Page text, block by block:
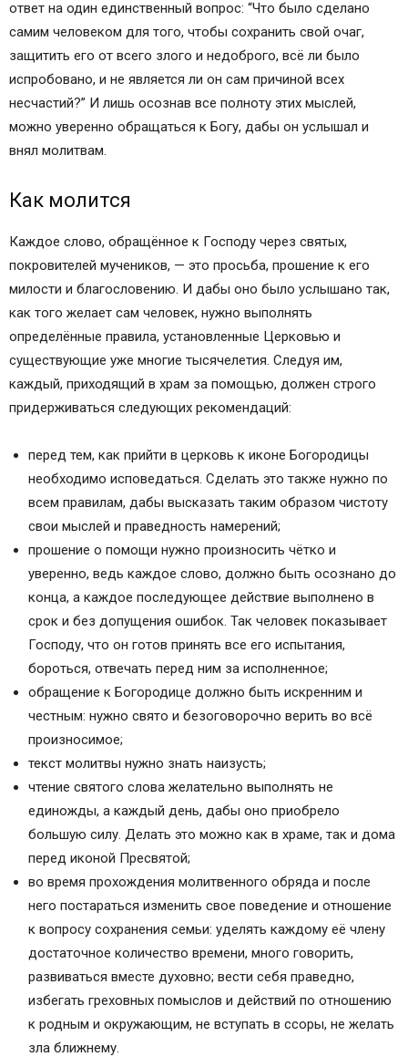
ответ на один единственный вопрос: “Что было сделано
самим человеком для того, чтобы сохранить свой очаг,
защитить его от всего злого и недоброго, всё ли было
испробовано, и не является ли он сам причиной всех
несчастий?” И лишь осознав все полноту этих мыслей,
можно уверенно обращаться к Богу, дабы он услышал и
внял молитвам.
Как молится
Каждое слово, обращённое к Господу через святых,
покровителей мучеников, — это просьба, прошение к его
милости и благословению. И дабы оно было услышано так,
как того желает сам человек, нужно выполнять
определённые правила, установленные Церковью и
существующие уже многие тысячелетия. Следуя им,
каждый, приходящий в храм за помощью, должен строго
придерживаться следующих рекомендаций:
перед тем, как прийти в церковь к иконе Богородицы
необходимо исповедаться. Сделать это также нужно по
всем правилам, дабы высказать таким образом чистоту
свои мыслей и праведность намерений;
прошение о помощи нужно произносить чётко и
уверенно, ведь каждое слово, должно быть осознано до
конца, а каждое последующее действие выполнено в
срок и без допущения ошибок. Так человек показывает
Господу, что он готов принять все его испытания,
бороться, отвечать перед ним за исполненное;
обращение к Богородице должно быть искренним и
честным: нужно свято и безоговорочно верить во всё
произносимое;
текст молитвы нужно знать наизусть;
чтение святого слова желательно выполнять не
единожды, а каждый день, дабы оно приобрело
большую силу. Делать это можно как в храме, так и дома
перед иконой Пресвятой;
во время прохождения молитвенного обряда и после
него постараться изменить свое поведение и отношение
к вопросу сохранения семьи: уделять каждому её члену
достаточное количество времени, много говорить,
развиваться вместе духовно; вести себя праведно,
избегать греховных помыслов и действий по отношению
к родным и окружающим, не вступать в ссоры, не желать
зла ближнему.